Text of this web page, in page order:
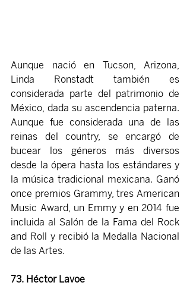
Aunque nació en Tucson, Arizona,
Linda Ronstadt también es
considerada parte del patrimonio de
México, dada su ascendencia paterna.
Aunque fue considerada una de las
reinas del country, se encargó de
bucear los géneros más diversos
desde la ópera hasta los estándares y
la música tradicional mexicana. Ganó
once premios Grammy, tres American
Music Award, un Emmy y en 2014 fue
incluida al Salón de la Fama del Rock
and Roll y recibió la Medalla Nacional
de las Artes.
73. Héctor Lavoe